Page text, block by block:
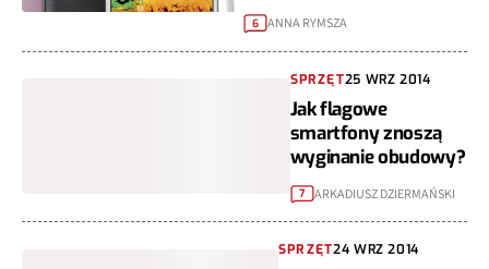
6 ANNA RYMSZA
SPRZĘT25 WRZ 2014
Jak flagowe
smartfony znoszą
wyginanie obudowy?
7 ARKADIUSZ DZIERMAŃSKI
SPRZĘT24 WRZ 2014